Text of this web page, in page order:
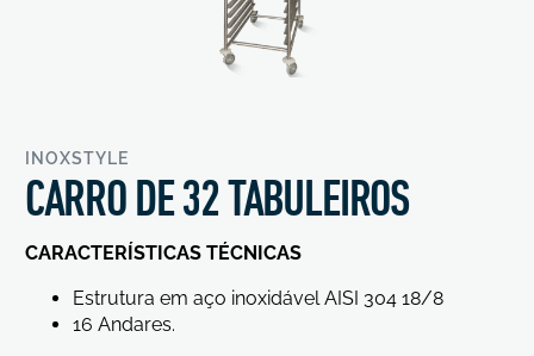
INOXSTYLE
CARRO DE 32 TABULEIROS
CARACTERÍSTICAS TÉCNICAS
Estrutura em aço inoxidável AISI 304 18/8
16 Andares.